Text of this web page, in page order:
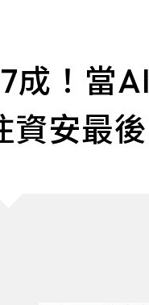
，從IP管理
路體質安
設備的新
的設備，
攻擊，並
備，保護
成！當
安最